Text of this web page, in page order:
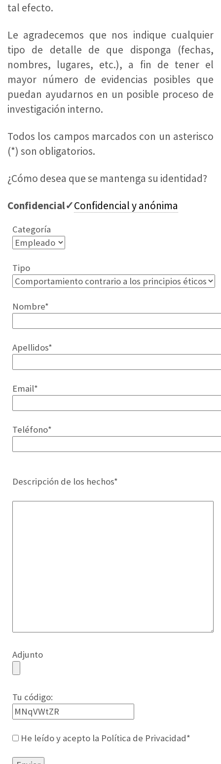
tal efecto.
Le agradecemos que nos indique cualquier
tipo de detalle de que disponga (fechas,
nombres, lugares, etc.), a fin de tener el
mayor número de evidencias posibles que
puedan ayudarnos en un posible proceso de
investigación interno.
Todos los campos marcados con un asterisco
(*) son obligatorios.
¿Cómo desea que se mantenga su identidad?
Confidencial✓Confidencial y anónima
Categoría
Tipo
Nombre*
Apellidos*
Email*
Teléfono*
favor,
Descripción de los hechos*
Adjunto
Tu código:
He leído y acepto la Política de Privacidad*